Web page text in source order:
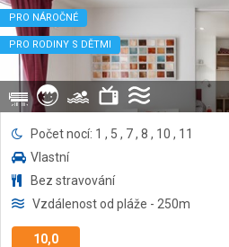
PRO NÁROČNÉ
PRO RODINY S DĚTMI
Počet nocí: 1 , 5 , 7 , 8 , 10 , 11
Vlastní
Bez stravování
Vzdálenost od pláže - 250m
10,0